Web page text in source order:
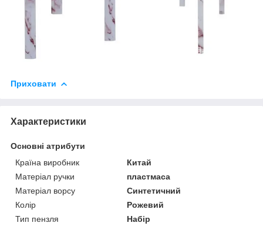
Приховати
Характеристики
Основні атрибути
Країна виробник
Китай
Матеріал ручки
пластмаса
Матеріал ворсу
Синтетичний
Колір
Рожевий
Тип пензля
Набір